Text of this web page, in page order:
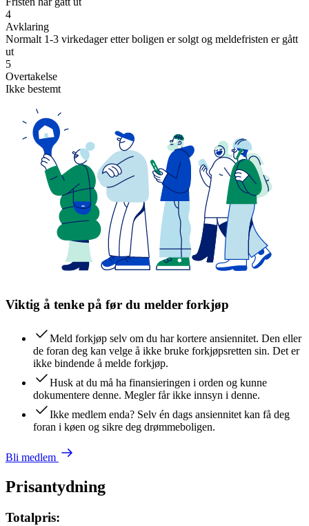
4
Avklaring
Normalt 1-3 virkedager etter boligen er solgt og meldefristen er gått
ut
5
Overtakelse
Ikke bestemt
Viktig å tenke på før du melder forkjøp
Meld forkjøp selv om du har kortere ansiennitet. Den eller
de foran deg kan velge å ikke bruke forkjøpsretten sin. Det er
ikke bindende å melde forkjøp.
Husk at du må ha finansieringen i orden og kunne
dokumentere denne. Megler får ikke innsyn i denne.
Ikke medlem enda? Selv én dags ansiennitet kan få deg
foran i køen og sikre deg drømmeboligen.
Bli medlem
Prisantydning
Totalpris: